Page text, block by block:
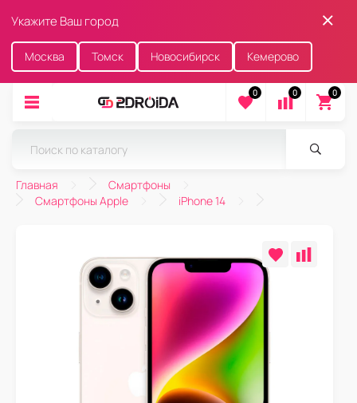
Укажите Ваш город
Москва Томск Новосибирск Кемерово
0 0 0
Главная
Смартфоны
Смартфоны Apple
iPhone 14